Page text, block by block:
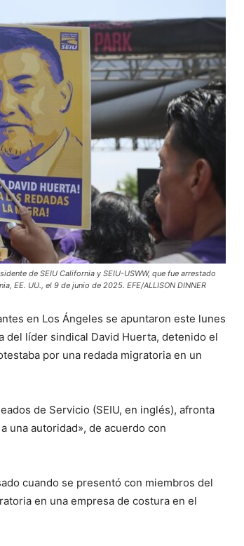
de SEIU California y SEIU-USWW, que fue arrestado
EE. UU., el 9 de junio de 2025. EFE/ALLISON DINNER
en Los Ángeles se apuntaron este lunes
del líder sindical David Huerta, detenido el
por una redada migratoria en un
de Servicio (SEIU, en inglés), afronta
una autoridad», de acuerdo con
cuando se presentó con miembros del
en una empresa de costura en el